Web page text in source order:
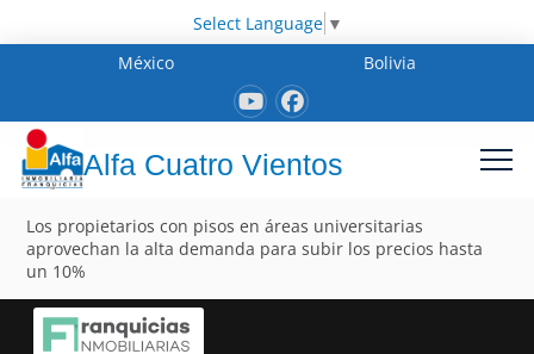
Select Language ▼
México
Bolivia
Alfa Cuatro Vientos
Los propietarios con pisos en áreas universitarias
aprovechan la alta demanda para subir los precios hasta
un 10%